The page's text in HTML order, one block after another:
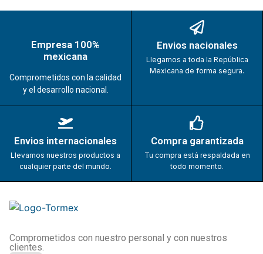
Empresa 100%
mexicana
Comprometidos con la calidad
y el desarrollo nacional.
Envios nacionales
Llegamos a toda la República
Mexicana de forma segura.
Envios internacionales
Llevamos nuestros productos a
cualquier parte del mundo.
Compra garantizada
Tu compra está respaldada en
todo momento.
Comprometidos con nuestro personal y con nuestros
clientes.